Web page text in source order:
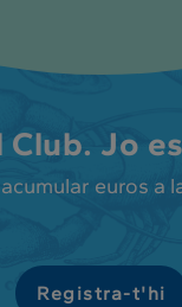
Club. Jo
euros a
Registra-t'hi